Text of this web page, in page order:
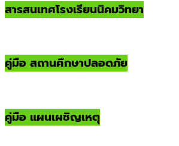
สารสนเทศโรงเรียนนิคมวิทยา
คู่มือ สถานศึกษาปลอดภัย
คู่มือ แผนเผชิญเหตุ